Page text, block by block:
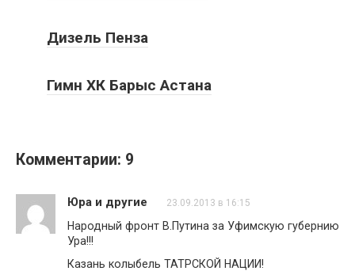
Дизель Пенза
Гимн ХК Барыс Астана
Комментарии: 9
Юра и другие 23.09.2013 в 16:15
Народный фронт В.Путина за Уфимскую губернию
Ура!!!
Казань колыбель ТАТРСКОЙ НАЦИИ!